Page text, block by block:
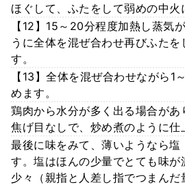
ほぐして、ふたをして弱めの中火
【12】15～20分程度加熱し蒸気
うに全体を混ぜ合わせ再びふたを
す。
【13】全体を混ぜ合わせながら1
めます。
鶏肉から水分が多く出る場合があ
焦げ目なしで、炒め煮のように仕
最後に味をみて、薄いようなら塩
す。塩はほんの少量でとても味が
少々（親指と人差し指でつまん